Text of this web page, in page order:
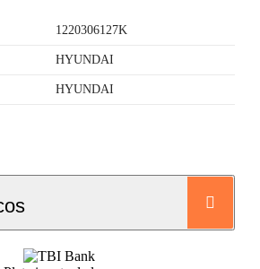
1220306127K
HYUNDAI
HYUNDAI